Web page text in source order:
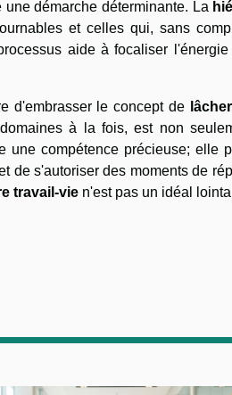
une démarche déterminante. La
et celles qui, sans
aide à focaliser
d'embrasser le concept de
à la fois, est non
une compétence précieuse; elle
de s'autoriser des moments de
travail-vie n'est pas un idéal